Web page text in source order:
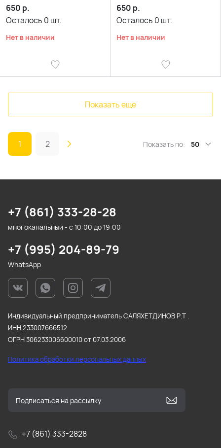
650 р.
Осталось 0 шт.
Нет в наличии
650 р.
Осталось 0 шт.
Нет в наличии
Показать еще
1 2 Показать по: 50
+7 (861) 333-28-28
многоканальный - с 10:00 до 19:00
+7 (995) 204-89-79
WhatsApp
Индивидуальный предприниматель САЛЯХЕТДИНОВ Р.Т .
ИНН 233007666512
ОГРН 306233006600010 от 07.03.2006
Политика обработки персональных данных
+7 (861) 333-2828